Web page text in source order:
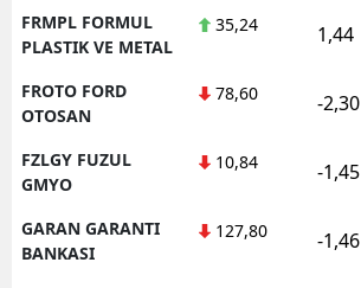
FRMPL FORMUL
PLASTIK VE METAL
35,24 1,44
FROTO FORD
OTOSAN
78,60 -2,30
FZLGY FUZUL
GMYO
10,84 -1,45
GARAN GARANTI
BANKASI
127,80 -1,46